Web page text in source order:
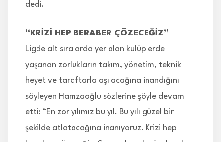
dedi.
“KRİZİ HEP BERABER ÇÖZECEĞİZ”
Ligde alt sıralarda yer alan kulüplerde
yaşanan zorlukların takım, yönetim, teknik
heyet ve taraftarla aşılacağına inandığını
söyleyen Hamzaoğlu sözlerine şöyle devam
etti: “En zor yılımız bu yıl. Bu yılı güzel bir
şekilde atlatacağına inanıyoruz. Krizi hep